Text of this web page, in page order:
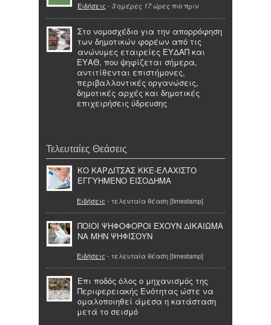
Ειδήσεις - 3 ημέρες 17 ώρες πιο πριν
Στο νομοσχέδιο για την απορρόφηση
των δημοτικών φορέων από τις
ανώνυμες εταιρείες ΕΥΔΑΠ και
ΕΥΑΘ, που ψηφίζεται σήμερα,
αντιτίθενται επιστήμονες,
περιβαλλοντικές οργανώσεις,
δημοτικές αρχές και δημοτικές
επιχειρήσεις ύδρευσης
Τελευταίες Θεάσεις
ΚΟ ΚΑΡΔΙΤΣΑΣ ΚΚΕ-ΕΛΑΧΙΣΤΟ
ΕΓΓΥΗΜΕΝΟ ΕΙΣΟΔΗΜΑ
Ειδήσεις - τελευταία θέαση [timestamp]
ΠΟΙΟΙ ΨΗΦΟΦΟΡΟΙ ΕΧΟΥΝ ΔΙΚΑΙΩΜΑ
ΝΑ ΜΗΝ ΨΗΦΙΣΟΥΝ
Ειδήσεις - τελευταία θέαση [timestamp]
Επι ποδός όλος ο μηχανισμός της
Περιφερειακής Ενότητας ώστε να
ομαλοποιηθεί άμεσα η κατάσταση
μετά το σεισμό